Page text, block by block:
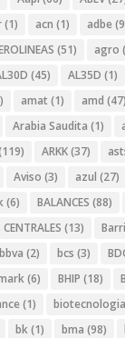
(1) acn (1) adbe
(51) agro
(45) AL35D (1)
amat (1) amd (47)
Arabia Saudita (1)
ARKK(37)
Aviso (3) azul (27)
(6) BALANCES (88)
(13)
bbva (2) bcs (3)
(6) BHIP (18)
(1) biotecnologia
bk(1) bma (98)